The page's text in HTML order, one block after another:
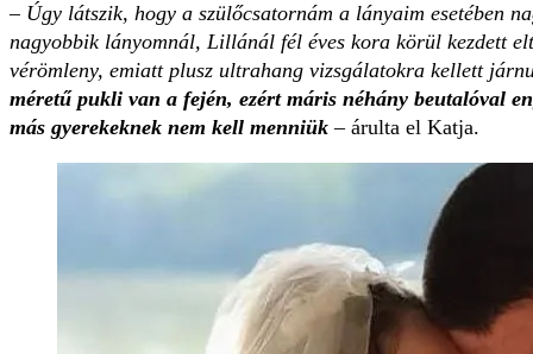
– Úgy látszik, hogy a szülőcsatornám a lányaim esetében
nagyobbik lányomnál, Lillánál fél éves kora körül kezdett
vérömleny, emiatt plusz ultrahang vizsgálatokra kellett
méretű pukli van a fején, ezért máris néhány beutalóval
más gyerekeknek nem kell menniük – árulta el Katja.